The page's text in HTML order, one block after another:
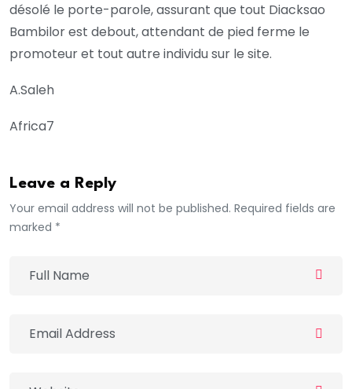
désolé le porte-parole, assurant que tout Diacksao
Bambilor est debout, attendant de pied ferme le
promoteur et tout autre individu sur le site.
A.Saleh
Africa7
Leave a Reply
Your email address will not be published. Required fields are
marked *